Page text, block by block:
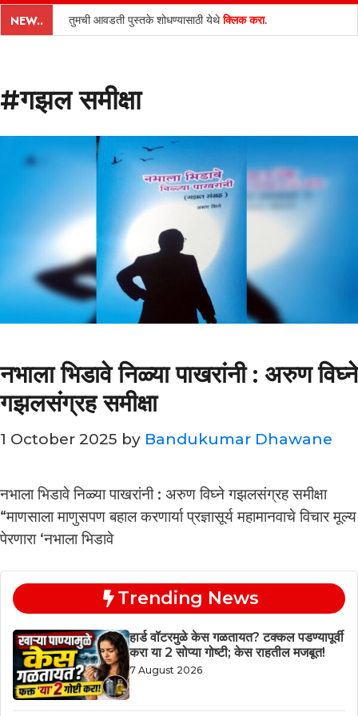
content
NEW.. तुमची आवडती पुस्तके शोधण्यासाठी येथेक्लिक करा.
#गझल समीक्षा
नभाला भिडावे निळ्या पाखरांनी : अरुण विघ्ने
गझलसंग्रह समीक्षा
1 October 2025 by Bandukumar Dhawane
नभाला भिडावे निळ्या पाखरांनी : अरुण विघ्ने गझलसंग्रह समीक्षा
“माणसाला माणुसपण बहाल करणार्या प्रज्ञासूर्य महामानवाचे विचार मूल्य
पेरणारा ‘नभाला भिडावे
Trending News
हार्ड वॉटरमुळे केस गळतायत? टक्कल पडण्यापूर्वी
करा या 2 सोप्या गोष्टी; केस राहतील मजबूत!
7 August 2026